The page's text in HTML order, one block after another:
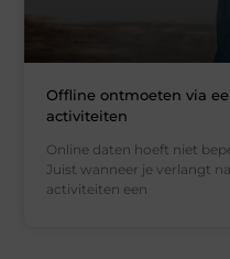
Offline ontmoeten via
activiteiten
Online daten hoeft niet
Juist wanneer je verlangt
activiteiten een